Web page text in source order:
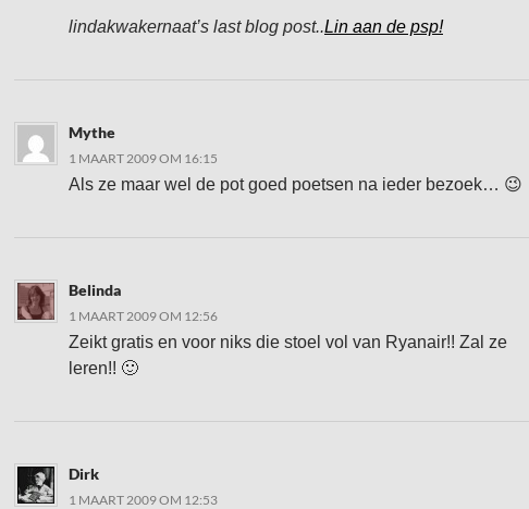
lindakwakernaat’s last blog post..Lin aan de psp!
Mythe
1 MAART 2009 OM 16:15
Als ze maar wel de pot goed poetsen na ieder bezoek… 😉
Belinda
1 MAART 2009 OM 12:56
Zeikt gratis en voor niks die stoel vol van Ryanair!! Zal ze
leren!! 🙂
Dirk
1 MAART 2009 OM 12:53